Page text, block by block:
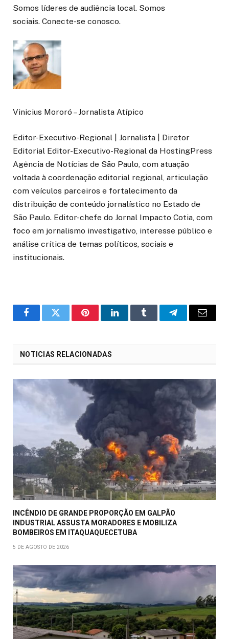
Somos líderes de audiência local. Somos
sociais. Conecte-se conosco.
Vinicius Mororó – Jornalista Atípico
Editor-Executivo-Regional | Jornalista | Diretor
Editorial Editor-Executivo-Regional da HostingPress
Agência de Notícias de São Paulo, com atuação
voltada à coordenação editorial regional, articulação
com veículos parceiros e fortalecimento da
distribuição de conteúdo jornalístico no Estado de
São Paulo. Editor-chefe do Jornal Impacto Cotia, com
foco em jornalismo investigativo, interesse público e
análise crítica de temas políticos, sociais e
institucionais.
o
Twitter PinterestLinkedInTumblr Telegrama
E-
NOTICIAS RELACIONADAS
INCÊNDIO DE GRANDE PROPORÇÃO EM GALPÃO
INDUSTRIAL ASSUSTA MORADORES E MOBILIZA
BOMBEIROS EM ITAQUAQUECETUBA
5 DE AGOSTO DE 2026